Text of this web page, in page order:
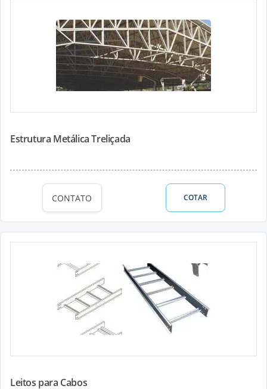
Estrutura Metálica Treliçada
CONTATO COTAR
Leitos para Cabos